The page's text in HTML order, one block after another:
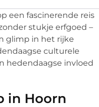
een fascinerende reis
stukje erfgoed –
glimp in het rijke
culturele
hedendaagse invloed
in Hoorn